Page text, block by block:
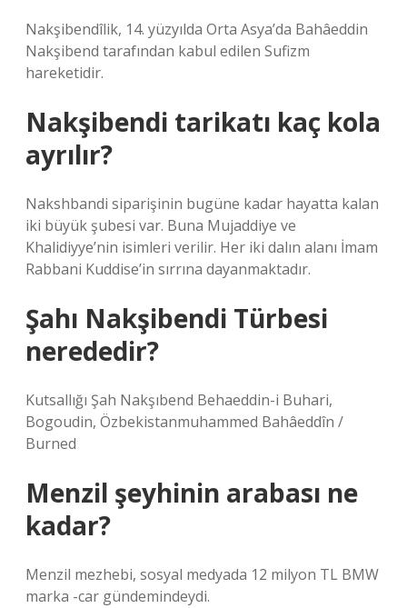
Nakşibendîlik, 14. yüzyılda Orta Asya’da Bahâeddin
Nakşibend tarafından kabul edilen Sufizm
hareketidir.
Nakşibendi tarikatı kaç kola
ayrılır?
Nakshbandi siparişinin bugüne kadar hayatta kalan
iki büyük şubesi var. Buna Mujaddiye ve
Khalidiyye’nin isimleri verilir. Her iki dalın alanı İmam
Rabbani Kuddise’in sırrına dayanmaktadır.
Şahı Nakşibendi Türbesi
nerededir?
Kutsallığı Şah Nakşıbend Behaeddin-i Buhari,
Bogoudin, Özbekistanmuhammed Bahâeddîn /
Burned
Menzil şeyhinin arabası ne
kadar?
Menzil mezhebi, sosyal medyada 12 milyon TL BMW
marka -car gündemindeydi.